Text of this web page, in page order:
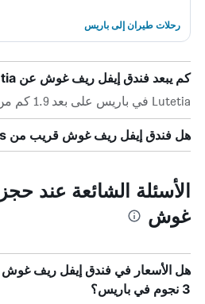
رحلات طيران إلى باريس
كم يبعد فندق إيفل ريف غوش عن Lutetia؟
Lutetia في باريس على بعد 1.9 كم من فندق إيفل ريف غوش.
هل فندق إيفل ريف غوش قريب من Dôme de Paris؟
الأسئلة الشائعة عند
غوش
هل الأسعار في فندق إيفل ريف غوش
3 نجوم في باريس؟